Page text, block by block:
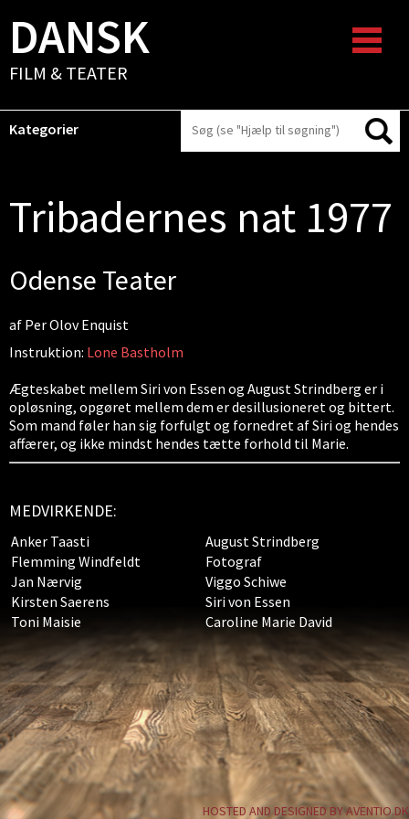
DANSK
FILM & TEATER
Kategorier
Tribadernes nat 1977
Odense Teater
af Per Olov Enquist
Instruktion: Lone Bastholm
Ægteskabet mellem Siri von Essen og August Strindberg er i
opløsning, opgøret mellem dem er desillusioneret og bittert.
Som mand føler han sig forfulgt og fornedret af Siri og hendes
affærer, og ikke mindst hendes tætte forhold til Marie.
MEDVIRKENDE:
Anker Taasti
August Strindberg
Flemming Windfeldt
Fotograf
Jan Nærvig
Viggo Schiwe
Kirsten Saerens
Siri von Essen
Toni Maisie
Caroline Marie David
HOSTED AND DESIGNED BY AVENTIO.DK